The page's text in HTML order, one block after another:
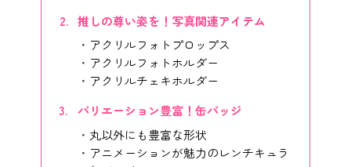
推しの尊い姿を！写真関連アイテム
アクリルフォトプロップス
アクリルフォトホルダー
アクリルチェキホルダー
バリエーション豊富！缶バッジ
丸以外にも豊富な形状
アニメーションが魅力のレンチキュラ